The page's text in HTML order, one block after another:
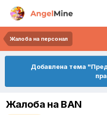
Жалоба на персонал
Добавлена тема
Жалоба на BAN